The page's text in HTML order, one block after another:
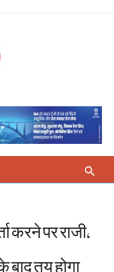
करने पर राजी,